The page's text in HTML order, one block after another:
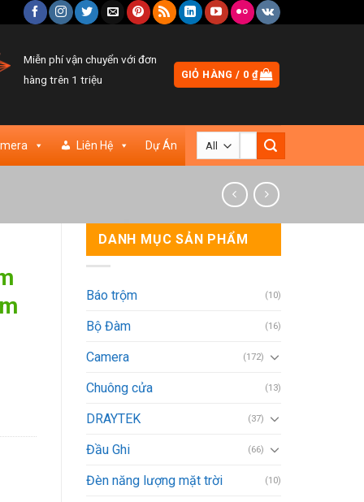
Miễn phí vận chuyển với đơn
hàng trên 1 triệu
GIỎ HÀNG / 0 ₫
Liên Hệ Dự Án
DANH MỤC SẢN PHẨM
Báo trộm (10)
Bộ Đàm (16)
Camera (172)
Chuông cửa (13)
DRAYTEK (37)
Đầu Ghi (66)
Đèn năng lượng mặt trời (10)